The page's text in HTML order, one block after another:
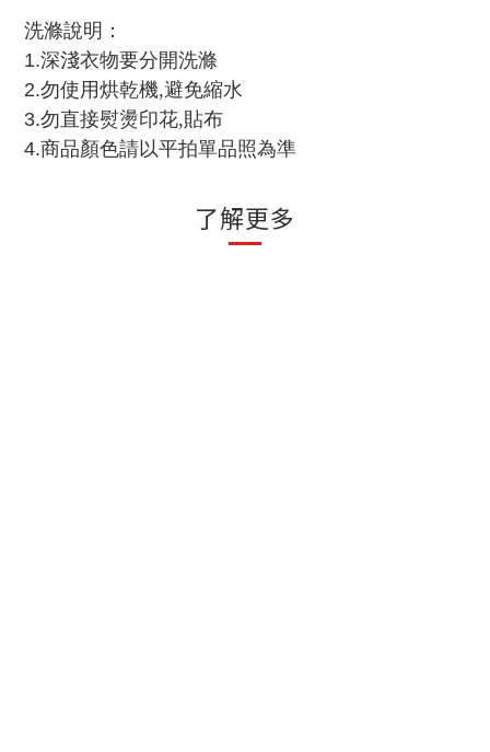
洗滌說明 ：
1.深淺衣物要分開洗滌
2.勿使用烘乾機,避免縮水
3.勿直接熨燙印花,貼布
4.商品顏色請以平拍單品照為準
了解更多